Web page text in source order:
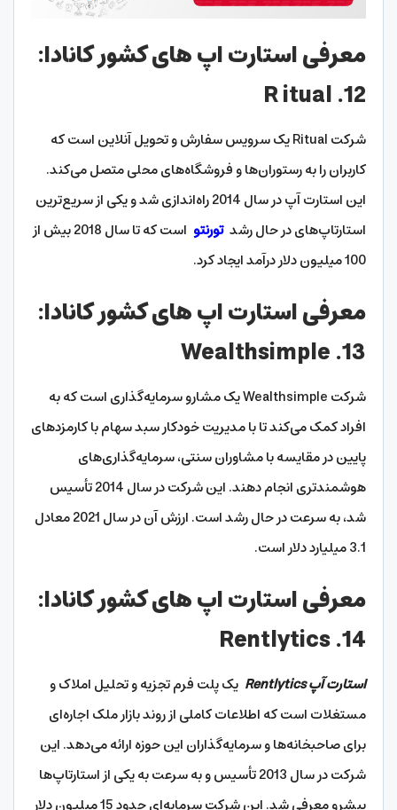
معرفی استارت اپ های کشور کانادا:
12. R itual
شرکت Ritual یک سرویس سفارش و تحویل آنلاین است که
کاربران را به رستوران‌ها و فروشگاه‌های محلی متصل می‌کند.
این استارت آپ در سال 2014 راه‌اندازی شد و یکی از سریع‌ترین
استارتاپ‌های در حال رشدتورنتو
است که تا سال 2018 بیش از
100 میلیون دلار درآمد ایجاد کرد.
معرفی استارت اپ های کشور کانادا:
13. Wealthsimple
شرکت Wealthsimple یک مشارو سرمایه‌گذاری است که به
افراد کمک می‌کند تا با مدیریت خودکار سبد سهام با کارمزدهای
پایین در مقایسه با مشاوران سنتی، سرمایه‌گذاری‌های
هوشمندتری انجام دهند. این شرکت در سال 2014 تأسیس
شد، به سرعت در حال رشد است. ارزش آن در سال 2021 معادل
3.1 میلیارد دلار است.
معرفی استارت اپ های کشور کانادا:
14. Rentlytics
استارت آپ Rentlytics
یک پلت فرم تجزیه و تحلیل املاک و
مستغلات است که اطلاعات کاملی از روند بازار ملک اجاره‌ای
برای صاحبخانه‌ها و سرمایه‌گذاران این حوزه ارائه می‌دهد. این
شرکت در سال 2013 تأسیس و به سرعت به یکی از استارتاپ‌ها